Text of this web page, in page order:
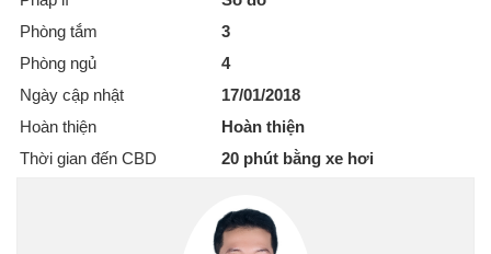
Phòng tắm
3
Phòng ngủ
4
Ngày cập nhật
17/01/2018
Hoàn thiện
Hoàn thiện
Thời gian đến CBD
20 phút bằng xe hơi